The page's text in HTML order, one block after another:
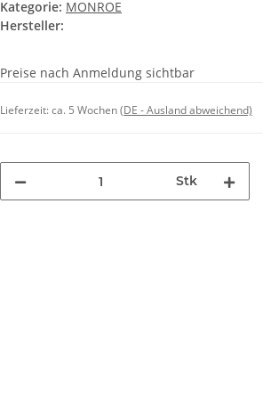
Kategorie: MONROE
Hersteller:
Preise nach Anmeldung sichtbar
Lieferzeit:ca. 5 Wochen(DE - Ausland abweichend)
Stk